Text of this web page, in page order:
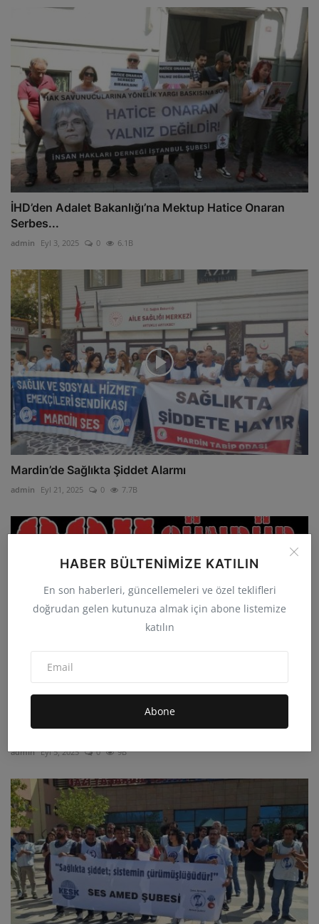
HABER BÜLTENIMIZE KATILIN
En son haberleri, güncellemeleri ve özel teklifleri
doğrudan gelen kutunuza almak için abone listemize
katılın
Abone
İHD’den Adalet Bakanlığı’na Mektup Hatice Onaran
Serbes...
admin Eyl 3, 2025 0 6.1B
Mardin’de Sağlıkta Şiddet Alarmı
admin Eyl 21, 2025 0 7.7B
İHD İstanbul Şubesi’nden Çağrı: %79 Engelli, Kanser
Has...
admin Eyl 5, 2025 0 9B